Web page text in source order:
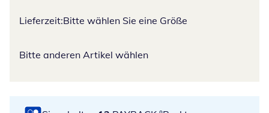
Lieferzeit:Bitte wählen Sie eine Größe
Bitte anderen Artikel wählen